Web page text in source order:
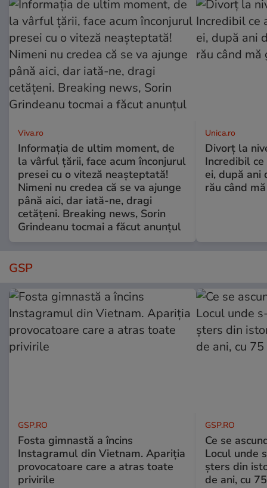
Viva.ro
Informația de ultim moment, de
la vârful țării, face acum înconjurul
presei cu o viteză neașteptată!
Nimeni nu credea că se va ajunge
până aici, dar iată-ne, dragi
cetățeni. Breaking news, Sorin
Grindeanu tocmai a făcut anunțul
Unica.ro
Divorț la
Incredibil
ei, după ani
rău când
GSP
GSP.RO
Fosta gimnastă a încins
Instagramul din Vietnam. Apariția
provocatoare care a atras toate
privirile
GSP.RO
Ce se
Locul unde
șters din
de ani, cu